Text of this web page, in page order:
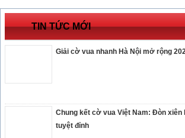
TIN TỨC MỚI
Giải cờ vua nhanh Hà Nội mở rộng
Chung kết cờ vua Việt Nam: Đòn xiên
tuyệt đỉnh